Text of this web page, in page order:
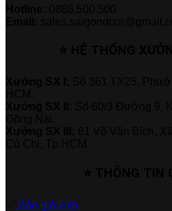
Báo giá cửa